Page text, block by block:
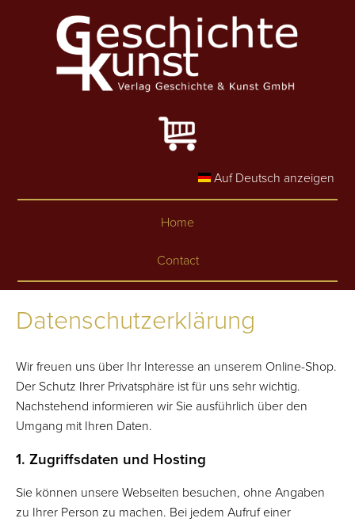
Auf Deutsch anzeigen
Home
Contact
Datenschutzerklärung
Wir freuen uns über Ihr Interesse an unserem Online-Shop.
Der Schutz Ihrer Privatsphäre ist für uns sehr wichtig.
Nachstehend informieren wir Sie ausführlich über den
Umgang mit Ihren Daten.
1. Zugriffsdaten und Hosting
Sie können unsere Webseiten besuchen, ohne Angaben
zu Ihrer Person zu machen. Bei jedem Aufruf einer